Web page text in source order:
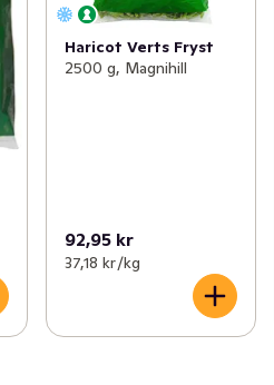
Haricot Verts Fryst
2500 g, Magnihill
92,95 kr
37,18 kr /kg